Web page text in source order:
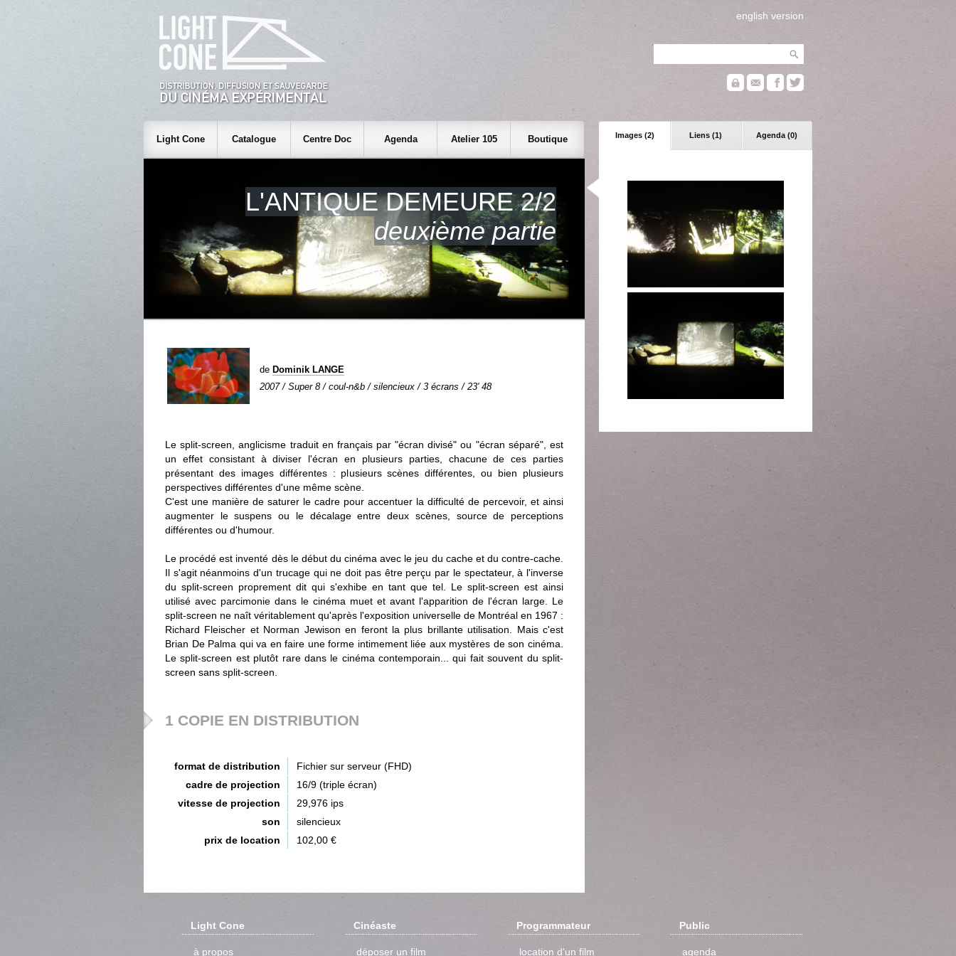
english version
Images (2) Liens (1) Agenda (0)
Light Cone Catalogue Centre Doc Agenda Atelier 105 Boutique
L'ANTIQUE DEMEURE 2/2
deuxième partie
de Dominik LANGE
2007 / Super 8 / coul-n&b / silencieux / 3 écrans / 23' 48
Le split-screen, anglicisme traduit en français par "écran divisé" ou "écran séparé", est
un effet consistant à diviser l'écran en plusieurs parties, chacune de ces parties
présentant des images différentes : plusieurs scènes différentes, ou bien plusieurs
perspectives différentes d'une même scène.
C'est une manière de saturer le cadre pour accentuer la difficulté de percevoir, et ainsi
augmenter le suspens ou le décalage entre deux scènes, source de perceptions
différentes ou d'humour.
Le procédé est inventé dès le début du cinéma avec le jeu du cache et du contre-cache.
Il s'agit néanmoins d'un trucage qui ne doit pas être perçu par le spectateur, à l'inverse
du split-screen proprement dit qui s'exhibe en tant que tel. Le split-screen est ainsi
utilisé avec parcimonie dans le cinéma muet et avant l'apparition de l'écran large. Le
split-screen ne naît véritablement qu'après l'exposition universelle de Montréal en 1967 :
Richard Fleischer et Norman Jewison en feront la plus brillante utilisation. Mais c'est
Brian De Palma qui va en faire une forme intimement liée aux mystères de son cinéma.
Le split-screen est plutôt rare dans le cinéma contemporain... qui fait souvent du split-
screen sans split-screen.
1 COPIE EN DISTRIBUTION
format de distribution
Fichier sur serveur (FHD)
cadre de projection
16/9 (triple écran)
vitesse de projection
29,976 ips
son
silencieux
prix de location
102,00 €
Light Cone
à propos
Cinéaste
déposer un film
Programmateur
location d'un film
Public
agenda